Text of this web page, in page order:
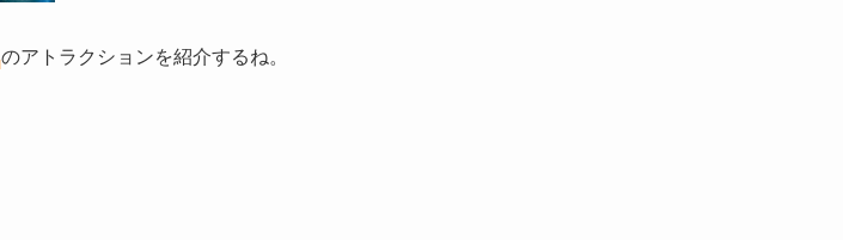
のアトラクションを紹介するね。